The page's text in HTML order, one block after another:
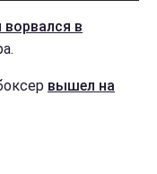
в
вышел на